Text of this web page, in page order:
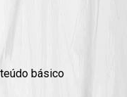
básico